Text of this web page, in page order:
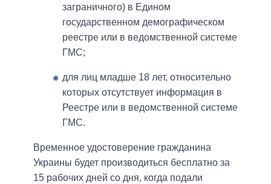
заграничного) в Едином
государственном демографическом
реестре или в ведомственной системе
ГМС;
для лиц младше 18 лет, относительно
которых отсутствует информация в
Реестре или в ведомственной системе
ГМС.
Временное удостоверение гражданина
Украины будет производиться бесплатно за
15 рабочих дней со дня, когда подали